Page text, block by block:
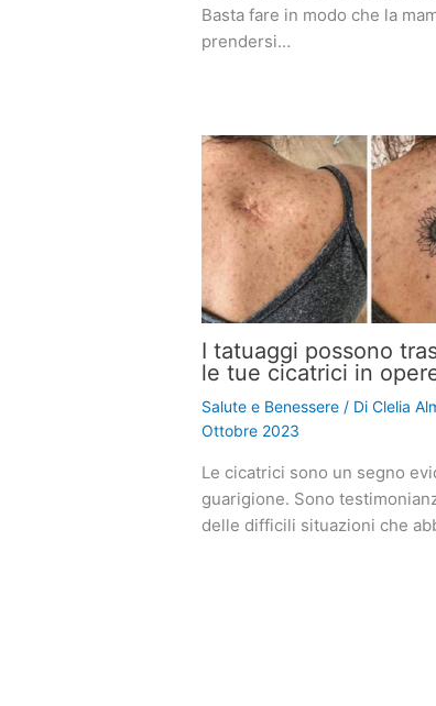
Basta fare in modo che la
prendersi…
I tatuaggi possono
le tue cicatrici in
Salute e Benessere/ Di Clelia
Ottobre 2023
Le cicatrici sono un segno
guarigione. Sono
delle difficili situazioni che